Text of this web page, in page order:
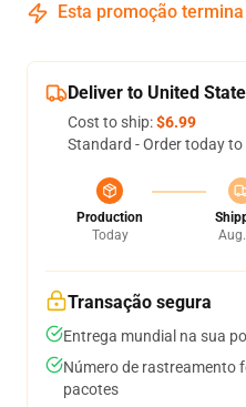
Esta promoção
Deliver to United
Cost to ship:$6.99
Standard - Order today to
Production
Today
Transação segura
Entrega mundial na sua
Número de rastreamento
pacotes